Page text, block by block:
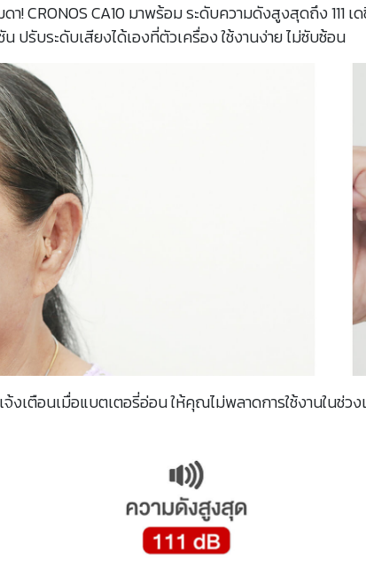
! CRONOS CA10 มาพร้อม ระดับความดังสูงสุดถึง 111
รับระดับเสียงได้เองที่ตัวเครื่อง ใช้งานง่าย ไม่ซับซ้อน
เตือนเมื่อแบตเตอรี่อ่อน ให้คุณไม่พลาดการใช้งานในช่ว